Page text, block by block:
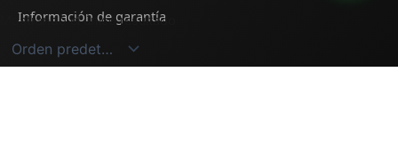
Mostrando el único resultado
Información de garantía